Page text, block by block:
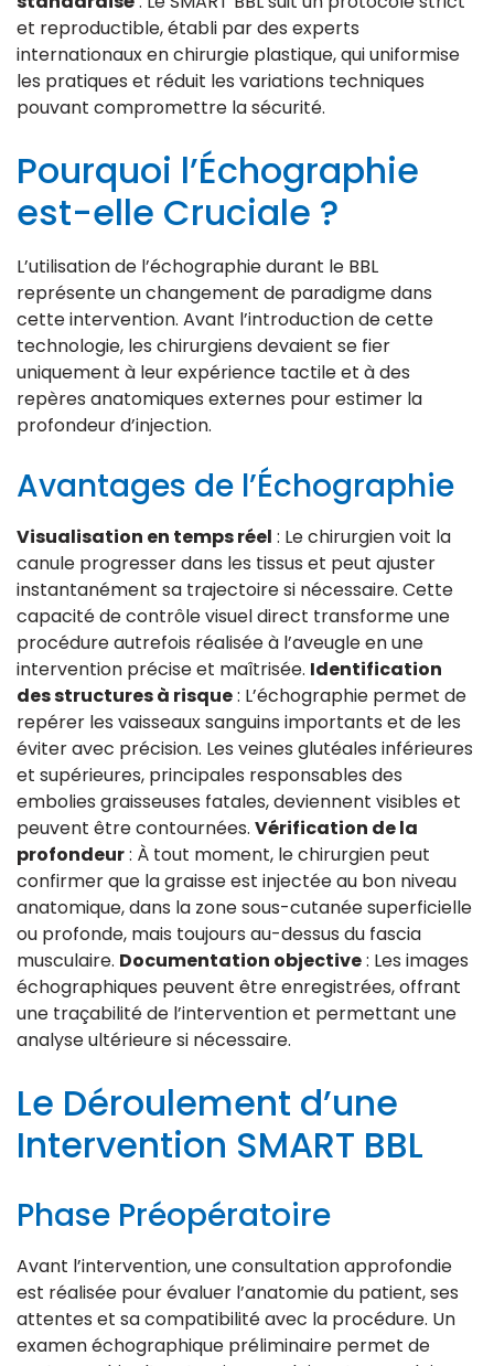
et reproductible, établi par des experts
internationaux en chirurgie plastique, qui uniformise
les pratiques et réduit les variations techniques
pouvant compromettre la sécurité.
Pourquoi l’Échographie
est-elle Cruciale ?
L’utilisation de l’échographie durant le BBL
représente un changement de paradigme dans
cette intervention. Avant l’introduction de cette
technologie, les chirurgiens devaient se fier
uniquement à leur expérience tactile et à des
repères anatomiques externes pour estimer la
profondeur d’injection.
Avantages de l’Échographie
Visualisation en temps réel : Le chirurgien voit la
canule progresser dans les tissus et peut ajuster
instantanément sa trajectoire si nécessaire. Cette
capacité de contrôle visuel direct transforme une
procédure autrefois réalisée à l’aveugle en une
intervention précise et maîtrisée. Identification
des structures à risque: L’échographie permet de
repérer les vaisseaux sanguins importants et de les
éviter avec précision. Les veines glutéales inférieures
et supérieures, principales responsables des
embolies graisseuses fatales, deviennent visibles et
peuvent être contournées. Vérification de la
profondeur: À tout moment, le chirurgien peut
confirmer que la graisse est injectée au bon niveau
anatomique, dans la zone sous-cutanée superficielle
ou profonde, mais toujours au-dessus du fascia
musculaire. Documentation objective: Les images
échographiques peuvent être enregistrées, offrant
une traçabilité de l’intervention et permettant une
analyse ultérieure si nécessaire.
Le Déroulement d’une
Intervention SMART BBL
Phase Préopératoire
Avant l’intervention, une consultation approfondie
est réalisée pour évaluer l’anatomie du patient, ses
attentes et sa compatibilité avec la procédure. Un
examen échographique préliminaire permet de